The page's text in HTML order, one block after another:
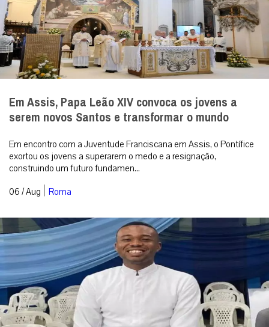
Em Assis, Papa Leão XIV convoca os jovens a
serem novos Santos e transformar o mundo
Em encontro com a Juventude Franciscana em Assis, o Pontífice
exortou os jovens a superarem o medo e a resignação,
construindo um futuro fundamen...
06 / Aug | Roma